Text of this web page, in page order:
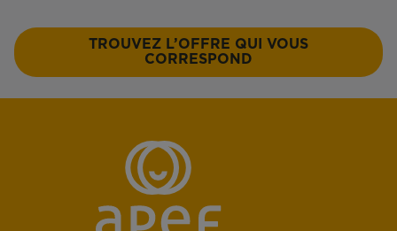
TROUVEZ L’OFFRE QUI VOUS
CORRESPOND